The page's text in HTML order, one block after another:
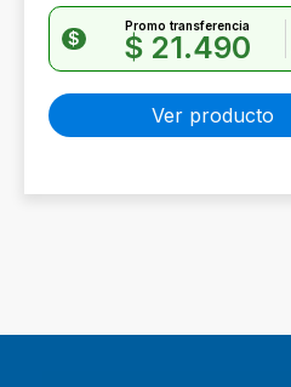
$
Promo transferencia
$ 21.490
Ver producto